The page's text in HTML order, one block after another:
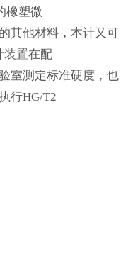
橡塑微
其他材料，本计又可
装置在配
室测定标准硬度，也
行HG/T2